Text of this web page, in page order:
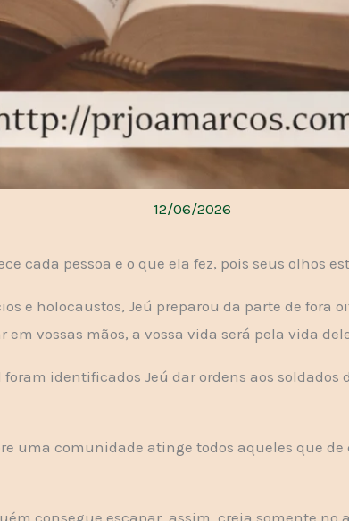
12/06/2026
cada pessoa e o que ela fez, pois seus olhos
e holocaustos, Jeú preparou da parte de fora
vossas mãos, a vossa vida será pela vida
identificados Jeú dar ordens aos soldados
uma comunidade atinge todos aqueles que